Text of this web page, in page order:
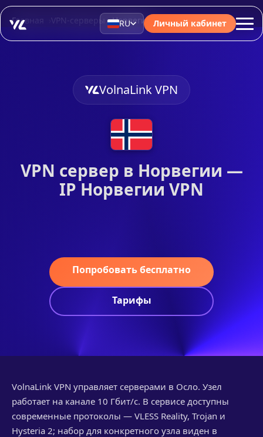
RU Личный кабинет
Главная VPN-серверы Норвегия
VolnaLink VPN
VPN сервер в Норвегии —
IP Норвегии VPN
Попробовать бесплатно
Тарифы
VolnaLink VPN управляет серверами в Осло. Узел
работает на канале 10 Гбит/с. В сервисе доступны
современные протоколы — VLESS Reality, Trojan и
Hysteria 2; набор для конкретного узла виден в